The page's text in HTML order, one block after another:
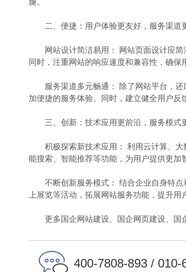
腿。
二、便捷：用户体验更友好，服务渠道
网站设计简洁易用： 网站页面设计应简
同时，注重网站的响应速度和兼容性，确保
服务渠道多元畅通： 除了网站平台，还
加便捷的服务体验。同时，建立健全用户反
三、创新：技术应用更前沿，服务模式
积极探索新技术应用： 利用云计算、大
能搜索、智能推荐等功能，为用户提供更加
不断创新服务模式： 结合企业自身特点
上展览等活动，拓展网站服务功能，提升用
更多国企网站建设、国企网页建设、国
400-7808-893 / 010-